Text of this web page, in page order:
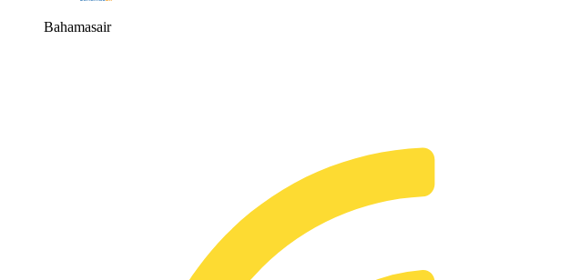
Bahamasair